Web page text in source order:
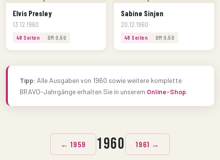
Elvis Presley
13.12.1960
48 Seiten DM 0,50
Sabine Sinjen
20.12.1960
48 Seiten DM 0,50
Tipp: Alle Ausgaben von 1960 sowie weitere komplette
BRAVO-Jahrgänge erhalten Sie in unserem Online-Shop.
← 1959 1960 1961 →